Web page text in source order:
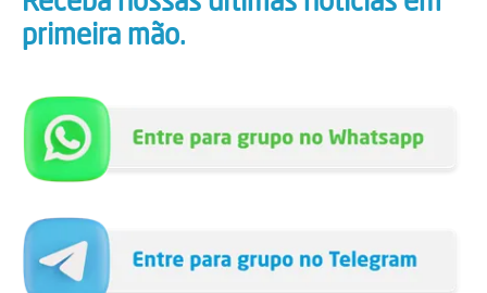
primeira mão.